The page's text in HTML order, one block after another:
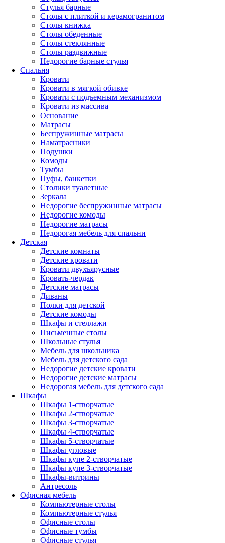
Стулья барные
Столы с плиткой и керамогранитом
Столы книжка
Столы обеденные
Столы стеклянные
Столы раздвижные
Недорогие барные стулья
Спальня
Кровати
Кровати в мягкой обивке
Кровати с подъемным механизмом
Кровати из массива
Основание
Матрасы
Беспружинные матрасы
Наматрасники
Подушки
Комоды
Тумбы
Пуфы, банкетки
Столики туалетные
Зеркала
Недорогие беспружинные матрасы
Недорогие комоды
Недорогие матрасы
Недорогая мебель для спальни
Детская
Детские комнаты
Детские кровати
Кровати двухъярусные
Кровать-чердак
Детские матрасы
Диваны
Полки для детской
Детские комоды
Шкафы и стеллажи
Письменные столы
Школьные стулья
Мебель для школьника
Мебель для детского сада
Недорогие детские кровати
Недорогие детские матрасы
Недорогая мебель для детского сада
Шкафы
Шкафы 1-створчатые
Шкафы 2-створчатые
Шкафы 3-створчатые
Шкафы 4-створчатые
Шкафы 5-створчатые
Шкафы угловые
Шкафы купе 2-створчатые
Шкафы купе 3-створчатые
Шкафы-витрины
Антресоль
Офисная мебель
Компьютерные столы
Компьютерные стулья
Офисные столы
Офисные тумбы
Офисные стулья